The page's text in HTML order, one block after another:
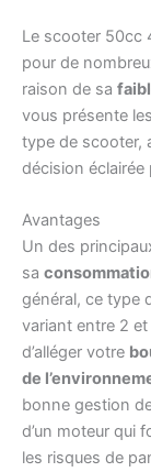
Le scooter 50cc
pour de
raison de sa
vous présente les
type de scooter,
décision
Avantages
Un des
sa
général, ce type
variant entre 2
d’alléger votre
de
bonne gestion
d’un moteur qui
les risques de